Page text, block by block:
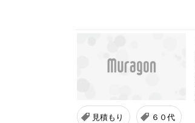
見積もり ６０代